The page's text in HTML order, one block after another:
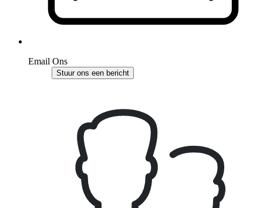
Email Ons
Stuur ons een bericht